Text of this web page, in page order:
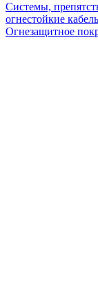
Системы,
огнестойкие
Огнезащитное